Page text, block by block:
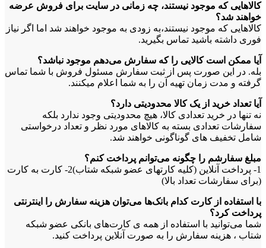
کالاهایی که موجود نیستند، چه زمانی در سایت برای فروش عرضه
خواهند شد؟
کالاهایی که موجود نیستند،به زودی به موجود خواهند شد اما اگر نیاز
فوری داشته باشید تماس بگیرید.
آیا ممکن است کالایی را که سفارش می‏‌دهم موجود نباشد؟
بله. در این صورت پس از ثبت سفارش مسئول فروش با شما تماس
گرفته و مدت زمان تهیه آن را به شما اعلام میکنند.
آیا تعداد خرید از یک ‌کالا محدودیتی دارد؟
نه تنها در خرید تعدادی کالا، هیچ محدودیتی وجود ندارد بلکه
سفارشات تعدادی بسته به کالاهای مورد نظر و تعداد درخواستی
شامل تخفیف های گوناگونی خواهند شد.
مبلغ سفارشم را چگونه می‏‌توانم پرداخت کنم؟
1- پرداخت آنلاین (کلیه کارتهای عضو شبکه شتاب)2- کارت به کارت
(برای سفارشات تعداد بالا)
با استفاده از کارت کدام بانک‌ها می‌توان هزینه سفارش را اینترنتی
پرداخت کرد؟
شما می‌توانید با استفاده از همه ی کارت‏‌های بانکی عضو شبکه
شتاب ، هزینه سفارش را به صورت آنلاین پرداخت کنید.